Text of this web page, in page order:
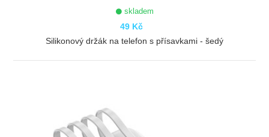
skladem
49 Kč
Silikonový držák na telefon s přísavkami - šedý